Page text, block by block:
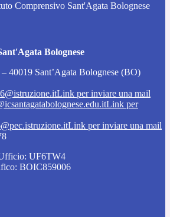
Comprensivo Sant'Agata Bolognese
Bolognese
40019 Sant’Agata Bolognese (BO)
Link per inviare una mail
Link per
Link per inviare una mail
UF6TW4
BOIC859006